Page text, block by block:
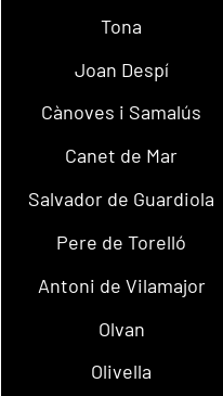
Tona
Joan Despí
Cànoves i Samalús
Canet de Mar
Salvador de Guardiola
Pere de Torelló
Antoni de Vilamajor
Olvan
Olivella